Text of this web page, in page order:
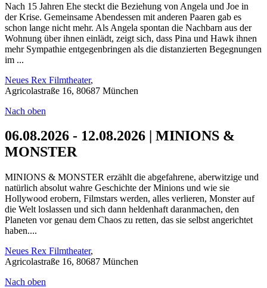
Nach 15 Jahren Ehe steckt die Beziehung von Angela und Joe in
der Krise. Gemeinsame Abendessen mit anderen Paaren gab es
schon lange nicht mehr. Als Angela spontan die Nachbarn aus der
Wohnung über ihnen einlädt, zeigt sich, dass Pina und Hawk ihnen
mehr Sympathie entgegenbringen als die distanzierten Begegnungen
im ...
Neues Rex Filmtheater,
Agricolastraße 16, 80687 München
Nach oben
06.08.2026 - 12.08.2026 | MINIONS &
MONSTER
MINIONS & MONSTER erzählt die abgefahrene, aberwitzige und
natürlich absolut wahre Geschichte der Minions und wie sie
Hollywood erobern, Filmstars werden, alles verlieren, Monster auf
die Welt loslassen und sich dann heldenhaft daranmachen, den
Planeten vor genau dem Chaos zu retten, das sie selbst angerichtet
haben....
Neues Rex Filmtheater,
Agricolastraße 16, 80687 München
Nach oben